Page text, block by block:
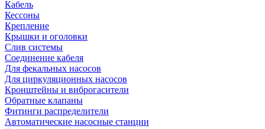
Кабель
Кессоны
Крепление
Крышки и оголовки
Слив системы
Соединение кабеля
Для фекальных насосов
Для циркуляционных насосов
Кронштейны и виброгасители
Обратные клапаны
Фитинги распределители
Автоматические насосные станции